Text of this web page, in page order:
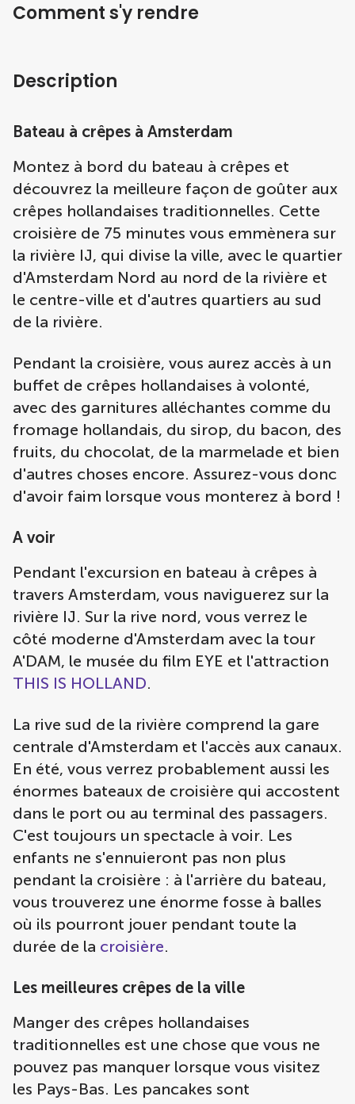
Comment s'y rendre
Description
Bateau à crêpes à Amsterdam
Montez à bord du bateau à crêpes et
découvrez la meilleure façon de goûter aux
crêpes hollandaises traditionnelles. Cette
croisière de 75 minutes vous emmènera sur
la rivière IJ, qui divise la ville, avec le quartier
d'Amsterdam Nord au nord de la rivière et
le centre-ville et d'autres quartiers au sud
de la rivière.
Pendant la croisière, vous aurez accès à un
buffet de crêpes hollandaises à volonté,
avec des garnitures alléchantes comme du
fromage hollandais, du sirop, du bacon, des
fruits, du chocolat, de la marmelade et bien
d'autres choses encore. Assurez-vous donc
d'avoir faim lorsque vous monterez à bord !
A voir
Pendant l'excursion en bateau à crêpes à
travers Amsterdam, vous naviguerez sur la
rivière IJ. Sur la rive nord, vous verrez le
côté moderne d'Amsterdam avec la tour
A'DAM, le musée du film EYE et l'attraction
THIS IS HOLLAND.
La rive sud de la rivière comprend la gare
centrale d'Amsterdam et l'accès aux canaux.
En été, vous verrez probablement aussi les
énormes bateaux de croisière qui accostent
dans le port ou au terminal des passagers.
C'est toujours un spectacle à voir. Les
enfants ne s'ennuieront pas non plus
pendant la croisière : à l'arrière du bateau,
vous trouverez une énorme fosse à balles
où ils pourront jouer pendant toute la
durée de la croisière.
Les meilleures crêpes de la ville
Manger des crêpes hollandaises
traditionnelles est une chose que vous ne
pouvez pas manquer lorsque vous visitez
les Pays-Bas. Les pancakes sont